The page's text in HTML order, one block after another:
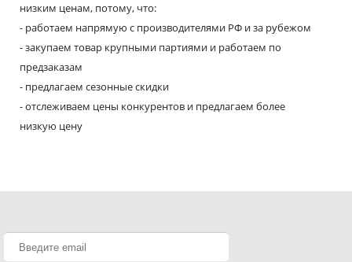
низким ценам, потому, что:
- работаем напрямую с производителями РФ и за рубежом
- закупаем товар крупными партиями и работаем по
предзаказам
- предлагаем сезонные скидки
- отслеживаем цены конкурентов и предлагаем более
низкую цену